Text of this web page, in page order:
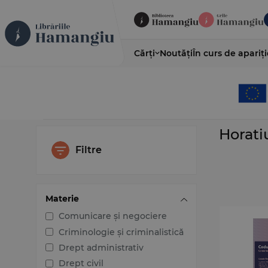
Cărți NoutățiÎn curs de
Filtre
Materie
Comunicare și negociere
Criminologie și criminalistică
Drept administrativ
Drept civil